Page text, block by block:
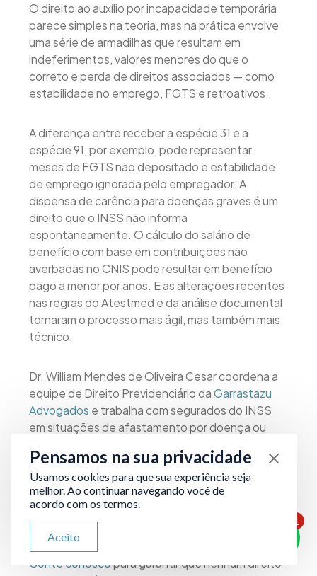
O direito ao auxílio por incapacidade temporária
parece simples na teoria, mas na prática envolve
uma série de armadilhas que resultam em
indeferimentos, valores menores do que o
correto e perda de direitos associados — como
estabilidade no emprego, FGTS e retroativos.
A diferença entre receber a espécie 31 e a
espécie 91, por exemplo, pode representar
meses de FGTS não depositado e estabilidade
de emprego ignorada pelo empregador. A
dispensa de carência para doenças graves é um
direito que o INSS não informa
espontaneamente. O cálculo do salário de
benefício com base em contribuições não
averbadas no CNIS pode resultar em benefício
pago a menor por anos. E as alterações recentes
nas regras do Atestmed e da análise documental
tornaram o processo mais ágil, mas também mais
técnico.
Dr. William Mendes de Oliveira Cesar coordena a
equipe de Direito Previdenciário daGarrastazu
Advogados e trabalha com segurados do INSS
em situações de afastamento por doença ou
menor, retificação de espécie e combate a
cessações indevidas. Nossa atuação vai desde o
primeiro requerimento administrativo até a ação
judicial com pedido de tutela de urgência.
humanizada, para todas as áreas do Direito.
Conte conoscopara garantir que nenhum direito
1
Pensamos na sua privacidade
Usamos cookies para que sua experiência seja
melhor. Ao continuar navegando você de
acordo com os termos.
Aceito